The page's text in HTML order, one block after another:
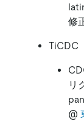
修
TiCDC
リ
@